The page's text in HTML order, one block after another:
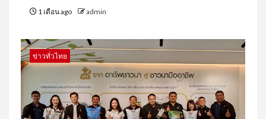
1 เดือน ago admin
ข่าวทั่วไทย